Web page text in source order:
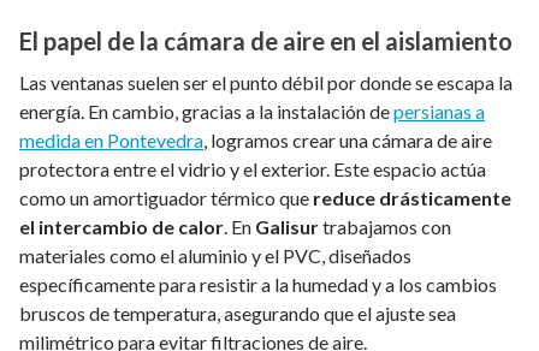
El papel de la cámara de aire en el aislamiento
Las ventanas suelen ser el punto débil por donde se escapa la
energía. En cambio, gracias a la instalación depersianas a
medida en Pontevedra, logramos crear una cámara de aire
protectora entre el vidrio y el exterior. Este espacio actúa
como un amortiguador térmico que reduce drásticamente
el intercambio de calor. En Galisurtrabajamos con
materiales como el aluminio y el PVC, diseñados
específicamente para resistir a la humedad y a los cambios
bruscos de temperatura, asegurando que el ajuste sea
milimétrico para evitar filtraciones de aire.